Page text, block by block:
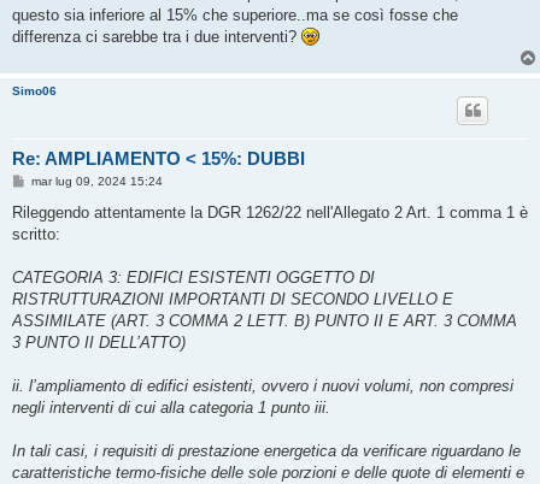
g
i
questo sia inferiore al 15% che superiore..ma se così fosse che
differenza ci sarebbe tra i due interventi?
Simo06
Re: AMPLIAMENTO < 15%: DUBBI
M
s
a
i
o
mar lug 09, 2024 15:24
Rileggendo attentamente la DGR 1262/22 nell'Allegato 2 Art. 1 comma 1 è
scritto:
CATEGORIA 3: EDIFICI ESISTENTI OGGETTO DI
RISTRUTTURAZIONI IMPORTANTI DI SECONDO LIVELLO E
ASSIMILATE (ART. 3 COMMA 2 LETT. B) PUNTO II E ART. 3 COMMA
3 PUNTO II DELL’ATTO)
ii. l’ampliamento di edifici esistenti, ovvero i nuovi volumi, non compresi
negli interventi di cui alla categoria 1 punto iii.
In tali casi, i requisiti di prestazione energetica da verificare riguardano le
caratteristiche termo-fisiche delle sole porzioni e delle quote di elementi e